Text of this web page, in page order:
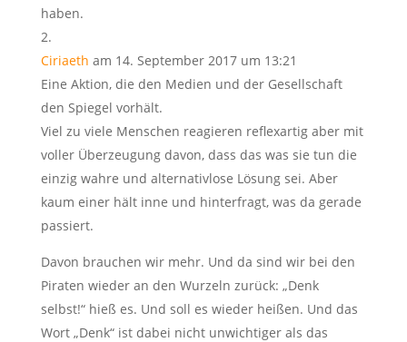
haben.
Ciriaeth am 14. September 2017 um 13:21
Eine Aktion, die den Medien und der Gesellschaft
den Spiegel vorhält.
Viel zu viele Menschen reagieren reflexartig aber mit
voller Überzeugung davon, dass das was sie tun die
einzig wahre und alternativlose Lösung sei. Aber
kaum einer hält inne und hinterfragt, was da gerade
passiert.
Davon brauchen wir mehr. Und da sind wir bei den
Piraten wieder an den Wurzeln zurück: „Denk
selbst!“ hieß es. Und soll es wieder heißen. Und das
Wort „Denk“ ist dabei nicht unwichtiger als das